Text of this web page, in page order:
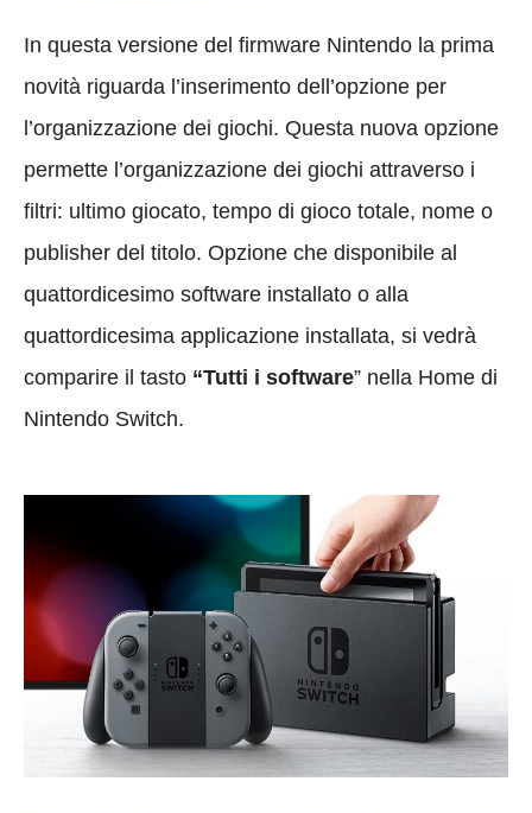
In questa versione del firmware Nintendo la prima
novità riguarda l’inserimento dell’opzione per
l’organizzazione dei giochi. Questa nuova opzione
permette l’organizzazione dei giochi attraverso i
filtri: ultimo giocato, tempo di gioco totale, nome o
publisher del titolo. Opzione che disponibile al
quattordicesimo software installato o alla
quattordicesima applicazione installata, si vedrà
comparire il tasto “Tutti i software” nella Home di
Nintendo Switch.